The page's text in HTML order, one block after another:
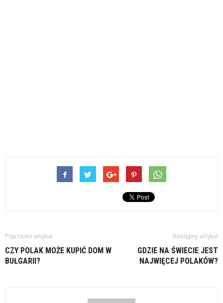
Poprzedni artykuł
CZY POLAK MOŻE KUPIĆ DOM W
BUŁGARII?
Następny artykuł
GDZIE NA ŚWIECIE JEST
NAJWIĘCEJ POLAKÓW?